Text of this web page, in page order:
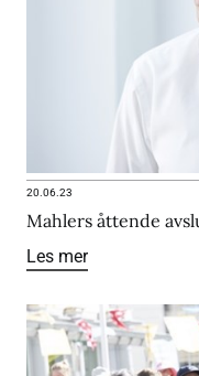
20.06.23
Mahlers åttende
Les mer